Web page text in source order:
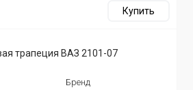
Купить
трапеция ВАЗ 2101-07
Бренд